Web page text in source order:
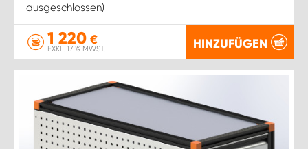
ausgeschlossen)
1 220 €
EXKL. 17 % MWST. HINZUFÜGEN